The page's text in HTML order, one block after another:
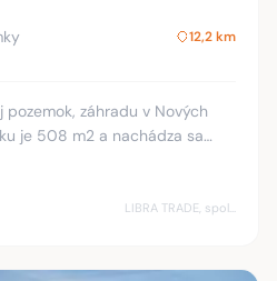
12,2 km
pozemok, záhradu v Nových
je 508 m2 a nachádza sa